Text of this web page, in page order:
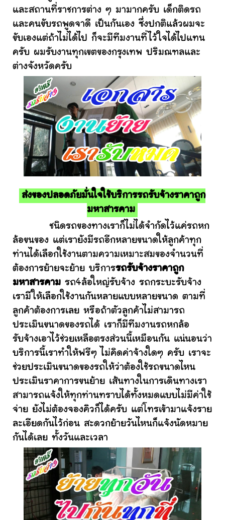
และสถานที่ราชการต่าง ๆ มามากครับ เด็กติดรถ
และคนขับรถพูดจาดี เป็นกันเอง ซึ่งปกติแล้วผมจะ
ขับเองแต่ถ้าไม่ได้ไป ก็จะมีทีมงานที่ไว้ใจได้ไปแทน
ครับ ผมรับงานทุกเขตของกรุงเทพ ปริมณฑลและ
ต่างจังหวัดครับ
ส่งของปลอดภัยมั่นใจใช้บริการรถรับจ้างราคาถูก
มหาสารคาม
ชนิดรถของทางเราก็ไม่ได้จำกัดไว้แค่รถหก
ล้อขนของ แต่เรายังมีรถอีกหลายขนาดให้ลูกค้าทุก
ท่านได้เลือกใช้งานตามความเหมาะสมของจำนวนที่
ต้องการย้ายจะย้าย บริการรถรับจ้างราคาถูก
มหาสารคาม รถ4ล้อใหญ่รับจ้าง รถกระบะรับจ้าง
เรามีให้เลือกใช้งานกันหลายแบบหลายขนาด ตามที่
ลูกค้าต้องการเลย หรือถ้าตัวลูกค้าไม่สามารถ
ประเมินขนาดของรถได้ เราก็มีทีมงานรถหกล้อ
รับจ้างเอาไว้ช่วยเหลือตรงส่วนนี้เหมือนกัน แน่นอนว่า
บริการนี้เราทำให้ฟรีๆ ไม่คิดค่าจ้างใดๆ ครับ เราจะ
ช่วยประเมินขนาดของรถให้ว่าต้องใช้รถขนาดไหน
ประเมินราคาการขนย้าย เส้นทางในการเดินทางเรา
สามารถแจ้งให้ทุกท่านทราบได้ทั้งหมดแบบไม่มีค่าใช้
จ่าย ยังไม่ต้องจองคิวก็ได้ครับ แต่โทรเข้ามาแจ้งราย
ละเอียดกันไว้ก่อน สะดวกย้ายวันไหนก็แจ้งนัดหมาย
กันได้เลย ทั้งวันและเวลา